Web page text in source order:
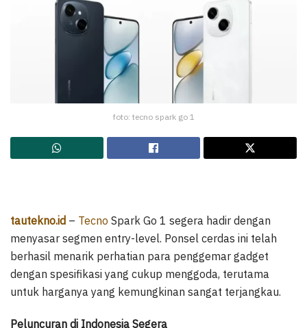
foto: tecno spark go 1
tautekno.id – Tecno Spark Go 1 segera hadir dengan
menyasar segmen entry-level. Ponsel cerdas ini telah
berhasil menarik perhatian para penggemar gadget
dengan spesifikasi yang cukup menggoda, terutama
untuk harganya yang kemungkinan sangat terjangkau.
Peluncuran di Indonesia Segera